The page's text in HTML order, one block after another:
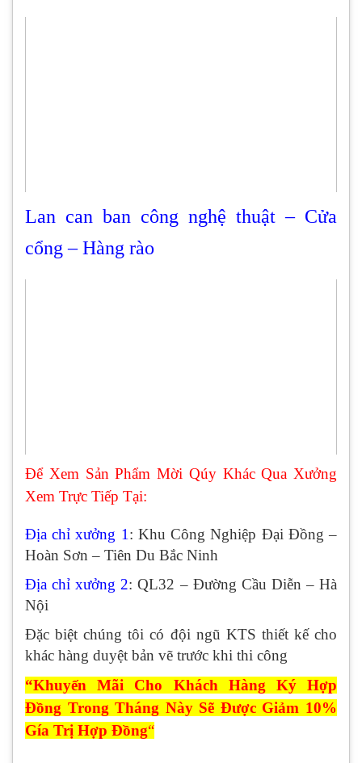
Lan can ban công nghệ thuật – Cửa
cổng – Hàng rào
Để Xem Sản Phẩm Mời Qúy Khác Qua Xưởng
Xem Trực Tiếp Tại:
Địa chỉ xưởng 1 : Khu Công Nghiệp Đại Đồng –
Hoàn Sơn – Tiên Du Bắc Ninh
Địa chỉ xưởng 2: QL32 – Đường Cầu Diễn – Hà
Nội
Đặc biệt chúng tôi có đội ngũ KTS thiết kế cho
khác hàng duyệt bản vẽ trước khi thi công
“Khuyến Mãi Cho Khách Hàng Ký Hợp
Đồng Trong Tháng Này Sẽ Được Giảm 10%
Gía Trị Hợp Đồng“